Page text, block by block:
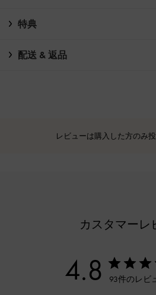
特典
配送 & 返品
レビューは購入した方のみ投
カスタマーレ
4.8 93件のレビ